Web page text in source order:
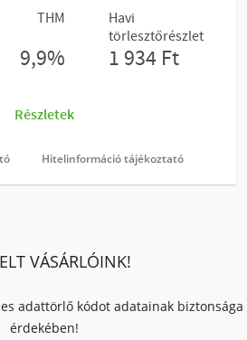
Hitelinformáció tájékoztató
VÁSÁRLÓINK!
adattörlő kódot adatainak biztonsága
érdekében!